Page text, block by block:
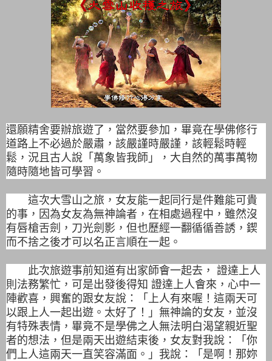
還願精舍要辦旅遊了，當然要參加，畢竟在學佛修行
道路上不必過於嚴肅，該嚴謹時嚴謹，該輕鬆時輕
鬆，況且古人說「萬象皆我師」，大自然的萬事萬物
隨時隨地皆可學習。
這次大雪山之旅，女友能一起同行是件難能可貴
的事，因為女友為無神論者，在相處過程中，雖然沒
有唇槍舌劍，刀光劍影，但也歷經一翻循循善誘，鍥
而不捨之後才可以名正言順在一起。
此次旅遊事前知道有出家師會一起去， 證達上人
則法務繁忙，可是出發後得知 證達上人會來，心中一
陣歡喜，興奮的跟女友說：「上人有來喔！這兩天可
以跟上人一起出遊。太好了！」無神論的女友，並沒
有特殊表情，畢竟不是學佛之人無法明白渴望親近聖
者的想法，但是兩天出遊結束後，女友對我說：「你
們上人這兩天一直笑容滿面。」我說：「是啊！那妳